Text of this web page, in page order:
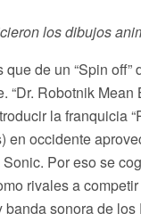
los dibujos
que de un “Spin off”
“Dr. Robotnik Mean
la franquicia
en occidente
Por eso se
rivales a
banda sonora de los